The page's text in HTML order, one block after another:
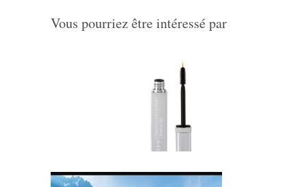
Vous pourriez être intéressé par